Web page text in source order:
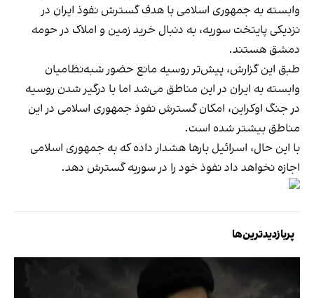
وابسته به جمهوری اسلامی با هدف گسترش نفوذ ایران در
نزدیکی پایتخت سوریه، به دنبال خرید زمین و املاک در حومه
دمشق‌ هستند.
طبق این گزارش، پیش‌تر روسیه مانع حضور شبه‌نظامیان
وابسته به ایران در این مناطق می‌شد اما با درگیر شدن روسیه
در جنگ اوکراین، امکان گسترش نفوذ جمهوری اسلامی در این
مناطق بیشتر شده است.
با این حال، اسرائیل بارها هشدار داده که به جمهوری اسلامی
اجازه نخواهد داد نفوذ خود را در سوریه گسترش دهد.
پربازدیدترین‌ها